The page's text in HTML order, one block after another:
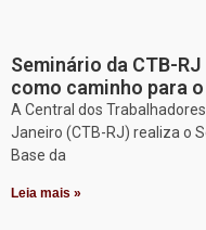
Seminário da CTB-
como caminho para
A Central dos
Janeiro (CTB-RJ) realiza o
Base da
Leia mais »